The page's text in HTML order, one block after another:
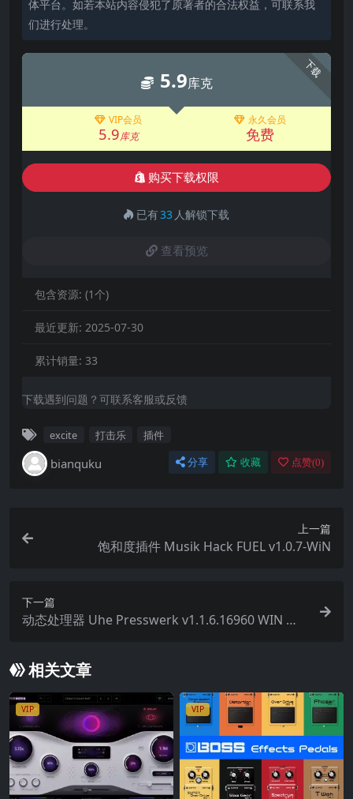
体平台。如若本站内容侵犯了原著者的合法权益，可联系我
们进行处理。
下载
5.9库克
VIP会员
5.9库克
永久会员
免费
购买下载权限
已有33 人解锁下载
查看预览
包含资源: (1个)
最近更新: 2025-07-30
累计销量: 33
下载遇到问题？可联系客服或反馈
excite 打击乐 插件
bianquku 分享 收藏 点赞(0)
上一篇
饱和度插件 Musik Hack FUEL v1.0.7-WiN
下一篇
动态处理器 Uhe Presswerk v1.1.6.16960 WIN MA
相关文章
VIP VIP